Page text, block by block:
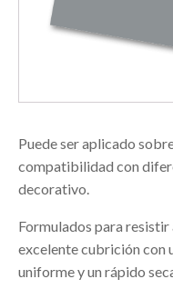
Puede ser aplicado
compatibilidad con
decorativo.
Formulados para
excelente cubrición con
uniforme y un rápido